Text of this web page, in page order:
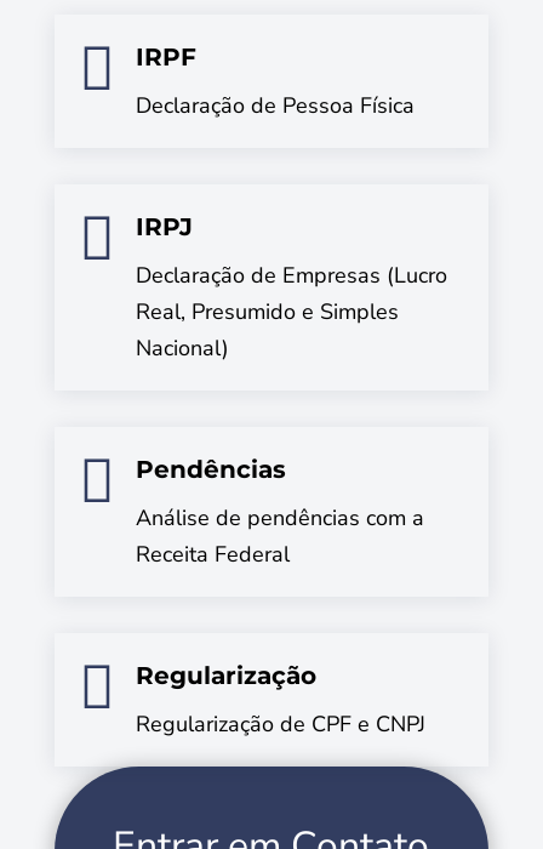

IRPF
Declaração de Pessoa Física

IRPJ
Declaração de Empresas (Lucro
Real, Presumido e Simples
Nacional)

Pendências
Análise de pendências com a
Receita Federal

Regularização
Regularização de CPF e CNPJ